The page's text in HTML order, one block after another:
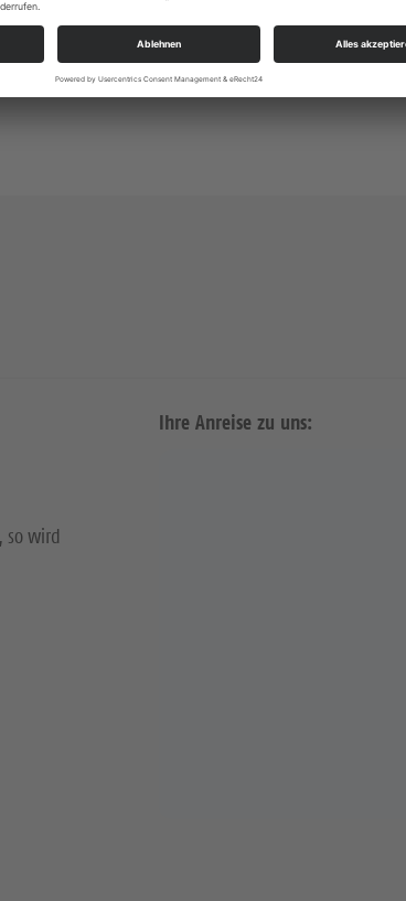
https://kirche-leisnig.de
so wird
Ihre Anreise zu uns: